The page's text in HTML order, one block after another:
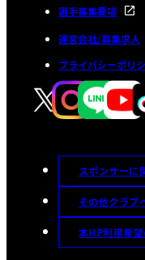
選手募集要項
運営会社/募集求人
プライバシーポリ
スポンサーに
その他クラブ
本HP利用希